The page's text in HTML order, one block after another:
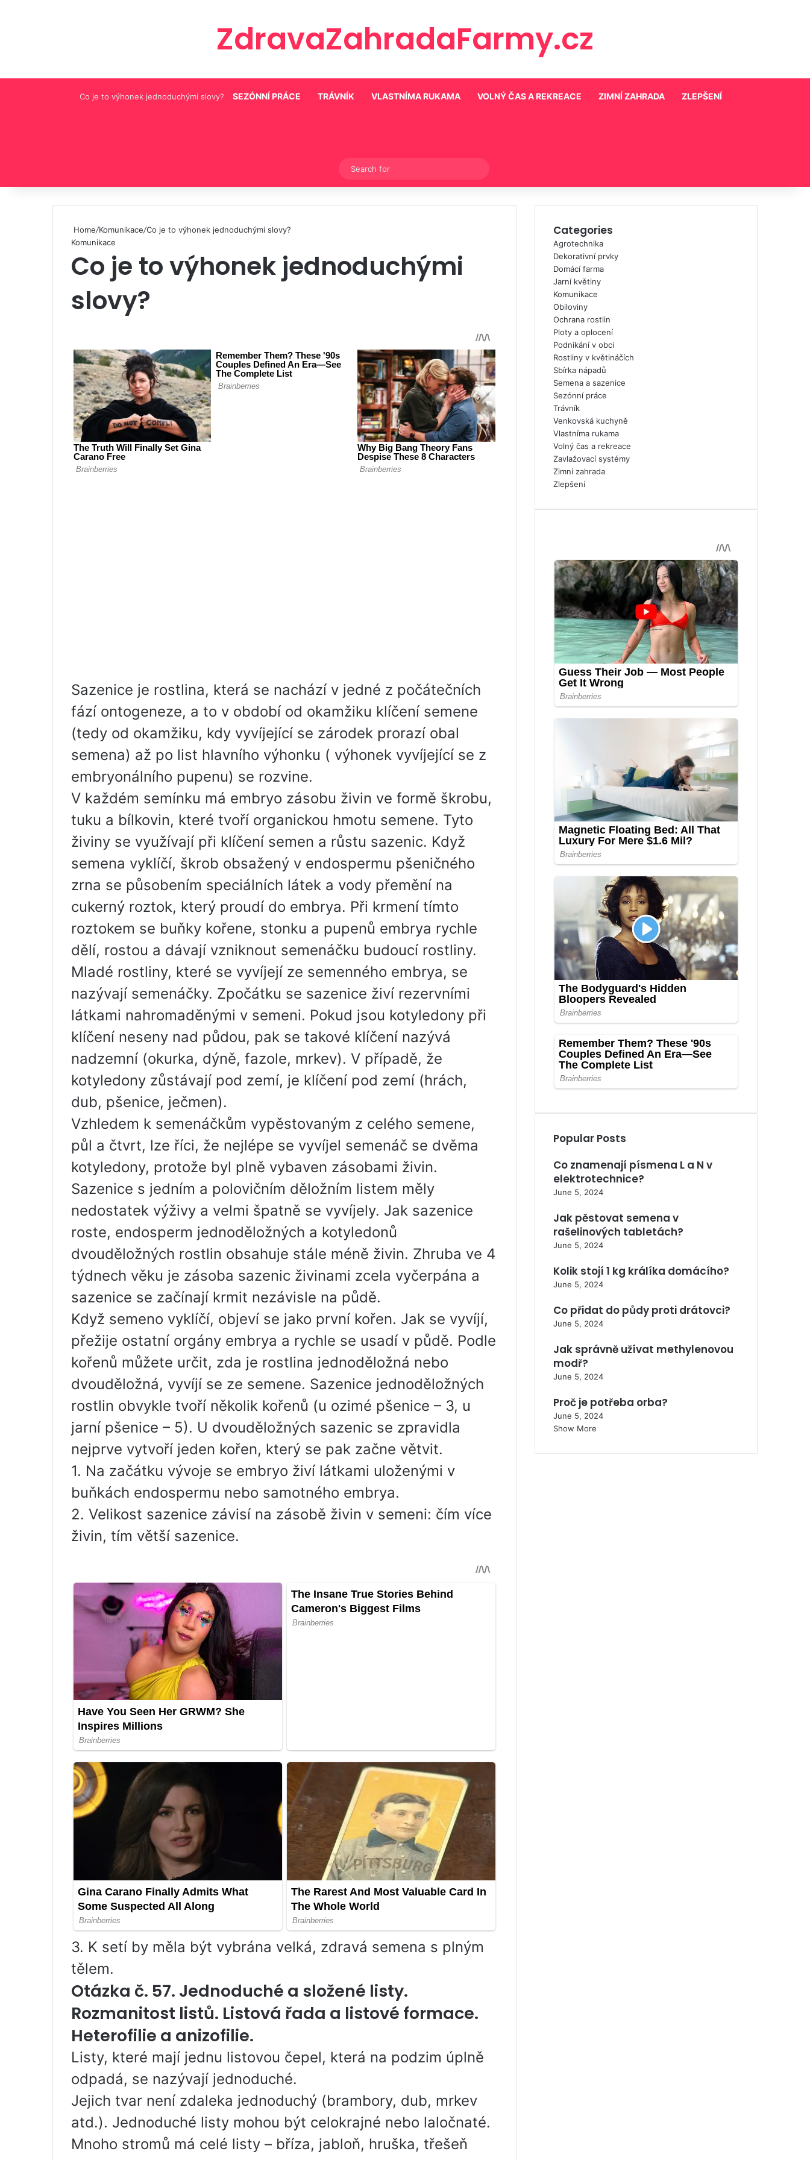
ZdravaZahradaFarmy.cz
Co je to výhonek jednoduchými slovy? SEZÓNNÍ PRÁCE TRÁVNÍK VLASTNÍMA RUKAMA VOLNÝ ČAS A REKREACE ZIMNÍ ZAHRADA ZLEPŠENÍ
Switch skin
for
Home/Komunikace/Co je to výhonek jednoduchými slovy?
Komunikace
Co je to výhonek jednoduchými
slovy?
Sazenice je rostlina, která se nachází v jedné z počátečních
fází ontogeneze, a to v období od okamžiku klíčení semene
(tedy od okamžiku, kdy vyvíjející se zárodek prorazí obal
semena) až po list hlavního výhonku ( výhonek vyvíjející se z
embryonálního pupenu) se rozvine.
V každém semínku má embryo zásobu živin ve formě škrobu,
tuku a bílkovin, které tvoří organickou hmotu semene. Tyto
živiny se využívají při klíčení semen a růstu sazenic. Když
semena vyklíčí, škrob obsažený v endospermu pšeničného
zrna se působením speciálních látek a vody přemění na
cukerný roztok, který proudí do embrya. Při krmení tímto
roztokem se buňky kořene, stonku a pupenů embrya rychle
dělí, rostou a dávají vzniknout semenáčku budoucí rostliny.
Mladé rostliny, které se vyvíjejí ze semenného embrya, se
nazývají semenáčky. Zpočátku se sazenice živí rezervními
látkami nahromaděnými v semeni. Pokud jsou kotyledony při
klíčení neseny nad půdou, pak se takové klíčení nazývá
nadzemní (okurka, dýně, fazole, mrkev). V případě, že
kotyledony zůstávají pod zemí, je klíčení pod zemí (hrách,
dub, pšenice, ječmen).
Vzhledem k semenáčkům vypěstovaným z celého semene,
půl a čtvrt, lze říci, že nejlépe se vyvíjel semenáč se dvěma
kotyledony, protože byl plně vybaven zásobami živin.
Sazenice s jedním a polovičním děložním listem měly
nedostatek výživy a velmi špatně se vyvíjely. Jak sazenice
roste, endosperm jednoděložných a kotyledonů
dvouděložných rostlin obsahuje stále méně živin. Zhruba ve 4
týdnech věku je zásoba sazenic živinami zcela vyčerpána a
sazenice se začínají krmit nezávisle na půdě.
Když semeno vyklíčí, objeví se jako první kořen. Jak se vyvíjí,
přežije ostatní orgány embrya a rychle se usadí v půdě. Podle
kořenů můžete určit, zda je rostlina jednoděložná nebo
dvouděložná, vyvíjí se ze semene. Sazenice jednoděložných
rostlin obvykle tvoří několik kořenů (u ozimé pšenice – 3, u
jarní pšenice – 5). U dvouděložných sazenic se zpravidla
nejprve vytvoří jeden kořen, který se pak začne větvit.
1. Na začátku vývoje se embryo živí látkami uloženými v
buňkách endospermu nebo samotného embrya.
2. Velikost sazenice závisí na zásobě živin v semeni: čím více
živin, tím větší sazenice.
3. K setí by měla být vybrána velká, zdravá semena s plným
tělem.
Otázka č. 57. Jednoduché a složené listy.
Rozmanitost listů. Listová řada a listové formace.
Heterofilie a anizofilie.
Listy, které mají jednu listovou čepel, která na podzim úplně
odpadá, se nazývají jednoduché.
Jejich tvar není zdaleka jednoduchý (brambory, dub, mrkev
atd.). Jednoduché listy mohou být celokrajné nebo laločnaté.
Mnoho stromů má celé listy – bříza, jabloň, hruška, třešeň
Categories
Agrotechnika
Dekorativní prvky
Domácí farma
Jarní květiny
Komunikace
Obiloviny
Ochrana rostlin
Ploty a oplocení
Podnikání v obci
Rostliny v květináčích
Sbírka nápadů
Semena a sazenice
Sezónní práce
Trávník
Venkovská kuchyně
Vlastníma rukama
Volný čas a rekreace
Zavlažovací systémy
Zimní zahrada
Zlepšení
Popular Posts
Co znamenají písmena L a N v
elektrotechnice?
June 5, 2024
Jak pěstovat semena v
rašelinových tabletách?
June 5, 2024
Kolik stojí 1 kg králíka domácího?
June 5, 2024
Co přidat do půdy proti drátovci?
June 5, 2024
Jak správně užívat methylenovou
modř?
June 5, 2024
Proč je potřeba orba?
June 5, 2024
Show More